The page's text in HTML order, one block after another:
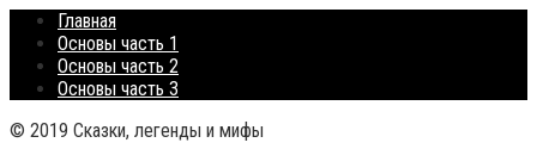
Главная
Основы часть 1
Основы часть 2
Основы часть 3
© 2019 Сказки, легенды и мифы